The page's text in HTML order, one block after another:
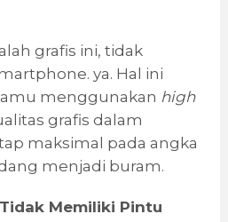
grafis ini, tidak
ya. Hal ini
menggunakan high
grafis dalam
maksimal pada angka
menjadi buram.
Memiliki Pintu